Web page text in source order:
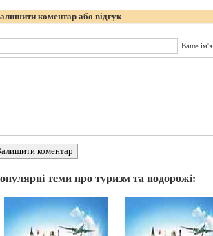
коментар або відгук
Ваше ім'я
коментар
теми про туризм та подорожі: